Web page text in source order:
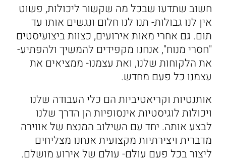
חשוב שתדעו שבכל מה שקשור ליכולות, פשוט
אין לנו גבולות- תנו לנו חלום ונגשים אותו עד
תום. גם אחרי מאות אירועים, כצוות ביצועיסטים
"חסרי מנוח", אנחנו מקפידים להמשיך ולהפתיע-
את הלקוחות שלנו, ואת עצמנו- ממציאים את
עצמנו כל פעם מחדש.
אותנטיות וקריאטיביות הם כלי העבודה שלנו
ויכולות לוגיסטיות אינסופיות הן הדרך שלנו
לבצע אותה. יחד עם השילוב המנצח של אווירה
מדברית ויצירתיות מקצועית אנחנו מצליחים
ליצור בכל פעם עולם- עולם של אירוע מושלם.